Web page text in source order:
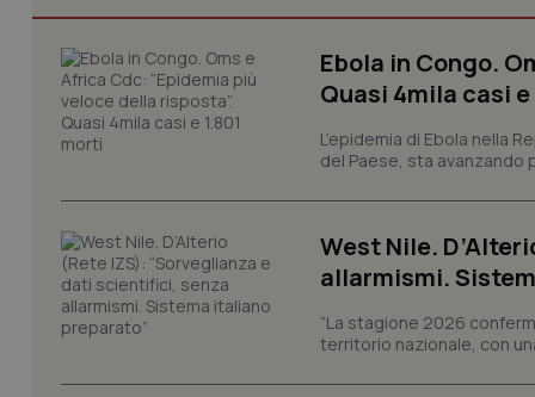
Ebola in Congo.
Quasi 4mila casi
L’epidemia di Ebola nella
del Paese, sta avanzando
West Nile.
allarmismi.
“La stagione 2026
territorio nazionale, con
e l'accesso alle
Nome